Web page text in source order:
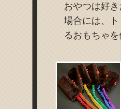
おやつは好
場合には、
るおもちゃ